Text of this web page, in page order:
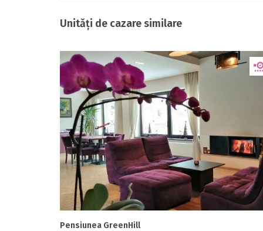
Unități de cazare similare
Pensiunea GreenHill